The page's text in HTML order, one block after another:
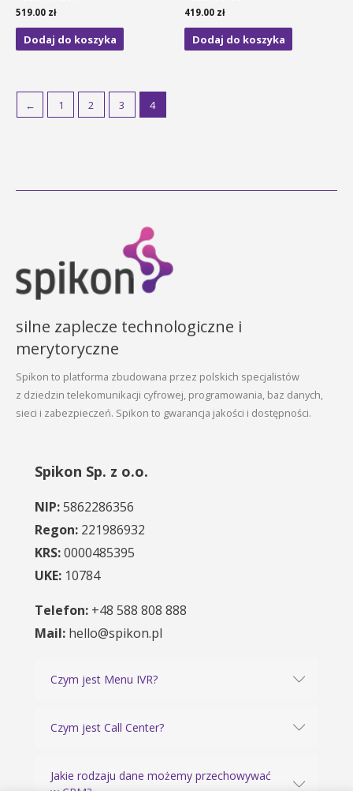
519.00 zł
Dodaj do koszyka
419.00 zł
Dodaj do koszyka
← 1 2 3 4
silne zaplecze technologiczne i
merytoryczne
Spikon to platforma zbudowana przez polskich specjalistów
z dziedzin telekomunikacji cyfrowej, programowania, baz danych,
sieci i zabezpieczeń. Spikon to gwarancja jakości i dostępności.
Spikon Sp. z o.o.
NIP:5862286356
Regon: 221986932
KRS:0000485395
UKE: 10784
Telefon: +48 588 808 888
Mail: hello@spikon.pl
Czym jest Menu IVR?
Czym jest Call Center?
Jakie rodzaju dane możemy przechowywać
w CRM?